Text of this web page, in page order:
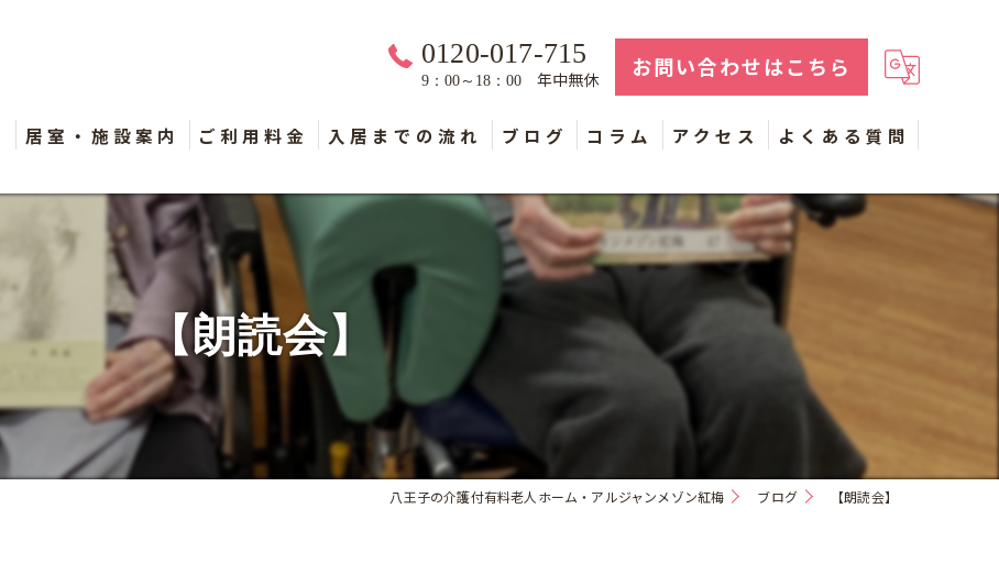
0120-017-715
9：00～18：00 年中無休 お問い合わせはこちら
居室・施設案内 ご利用料金 入居までの流れ ブログ コラム アクセス よくある質問
【朗読会】
八王子の介護付有料老人ホーム・アルジャンメゾン紅梅 ブログ 【朗読会】